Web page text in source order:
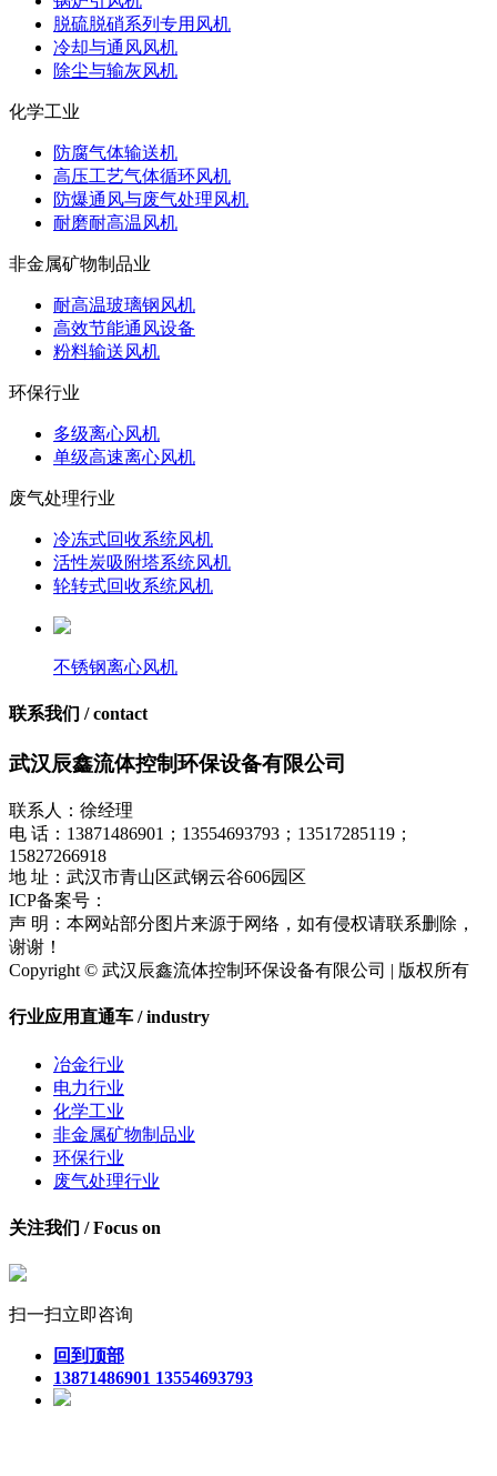
脱硫脱硝系列专用风机
冷却与通风风机
除尘与输灰风机
化学工业
防腐气体输送机
高压工艺气体循环风机
防爆通风与废气处理风机
耐磨耐高温风机
非金属矿物制品业
耐高温玻璃钢风机
高效节能通风设备
粉料输送风机
环保行业
多级离心风机
单级高速离心风机
废气处理行业
冷冻式回收系统风机
活性炭吸附塔系统风机
轮转式回收系统风机
不锈钢离心风机
联系我们 / contact
武汉辰鑫流体控制环保设备有限公司
联系人：徐经理
电 话：13871486901；13554693793；13517285119；
15827266918
地 址：武汉市青山区武钢云谷606园区
ICP备案号：
声 明：本网站部分图片来源于网络，如有侵权请联系删除，
谢谢！
Copyright © 武汉辰鑫流体控制环保设备有限公司 | 版权所有
行业应用直通车 / industry
冶金行业
电力行业
化学工业
非金属矿物制品业
环保行业
废气处理行业
关注我们 / Focus on
扫一扫立即咨询
回到顶部
13871486901 13554693793